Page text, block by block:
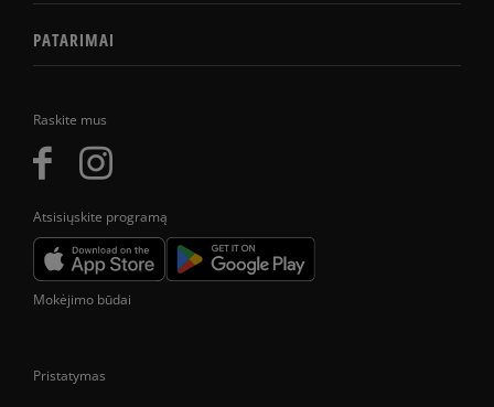
Raskite mus
Atsisiųskite programą
PATARIMAI
Mokėjimo būdai
Pristatymas